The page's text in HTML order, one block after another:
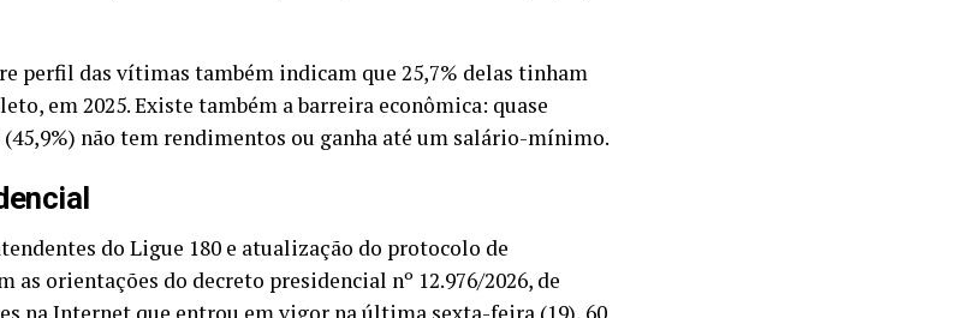
perfil das vítimas também indicam que 25,7% delas tinham
em 2025. Existe também a barreira econômica: quase
não tem rendimentos ou ganha até um salário-mínimo.
do Ligue 180 e atualização do protocolo de
as orientações do decreto presidencial nº 12.976/2026, de